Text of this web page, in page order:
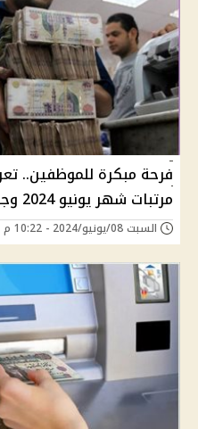
فرحة مبكرة للموظفين..
مرتبات شهر يونيو 2024 وجدولها
السبت 08/يونيو/2024 - 10:22 م